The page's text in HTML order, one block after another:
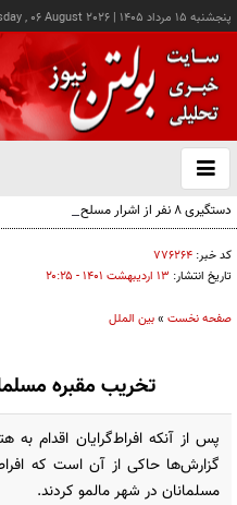
پنجشنبه ۱۵ مرداد ۱۴۰۵ |
, 06 August 2026
باز
و
دستگیری ۸ نفر از اشرار مسلح شاخص و مرتبطین گروهک‌های تروریستی
کد خبر: ۷۷۶۲۶۴
تاریخ انتشار: ۱۳ ارديبهشت ۱۴۰۱ - ۲۰:۲۵
صفحه نخست »بین الملل
تخریب مقبره
پس از آنکه افراط‌گرایان اقدام
گزارش‌ها حاکی از آن است که
مسلمانان در شهر مالمو کردند.